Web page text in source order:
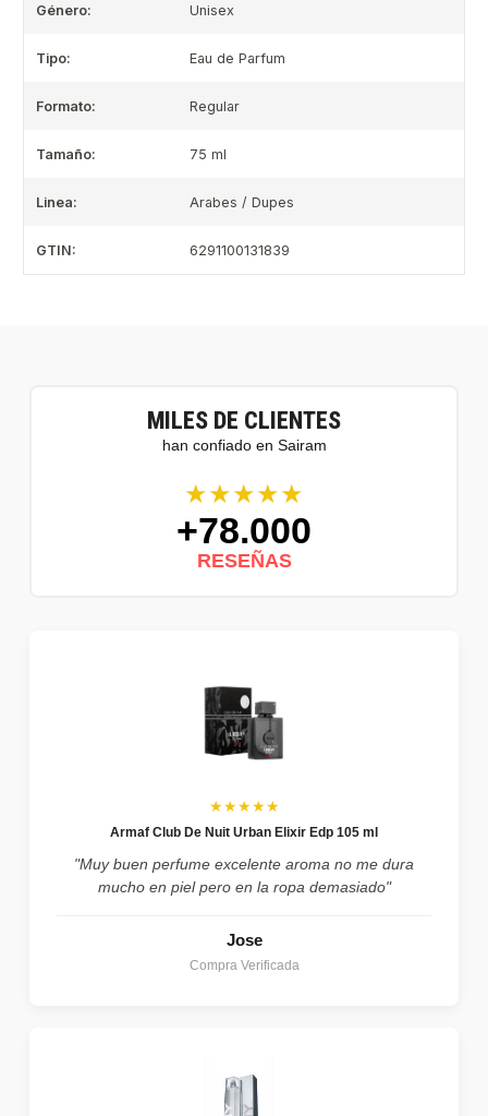
Género: Unisex
Tipo: Eau de Parfum
Formato: Regular
Tamaño: 75 ml
Linea: Arabes / Dupes
GTIN: 6291100131839
MILES DE CLIENTES
han confiado en Sairam
★★★★★
+78.000
RESEÑAS
★★★★★
Armaf Club De Nuit Urban Elixir Edp 105 ml
"Muy buen perfume excelente aroma no me dura
mucho en piel pero en la ropa demasiado"
Jose
Compra Verificada